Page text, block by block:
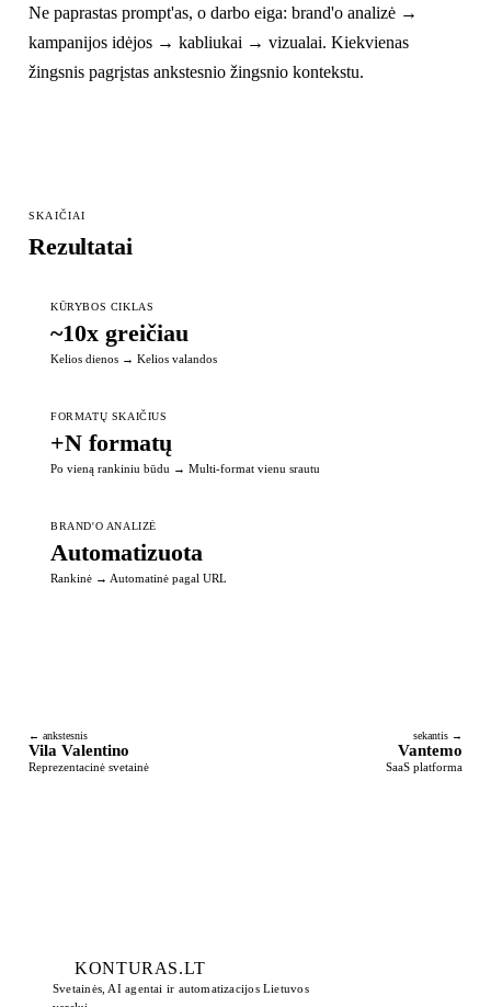
Ne paprastas prompt'as, o darbo eiga: brand'o analizė →
kampanijos idėjos → kabliukai → vizualai. Kiekvienas
žingsnis pagrįstas ankstesnio žingsnio kontekstu.
SKAIČIAI
Rezultatai
KŪRYBOS CIKLAS
~10x greičiau
Kelios dienos→ Kelios valandos
FORMATŲ SKAIČIUS
+N formatų
Po vieną rankiniu būdu → Multi-format vienu srautu
BRAND'O ANALIZĖ
Automatizuota
Rankinė→ Automatinė pagal URL
← ankstesnis
Vila Valentino
Reprezentacinė svetainė
sekantis →
Vantemo
SaaS platforma
KONTURAS.LT
Svetainės, AI agentai ir automatizacijos Lietuvos